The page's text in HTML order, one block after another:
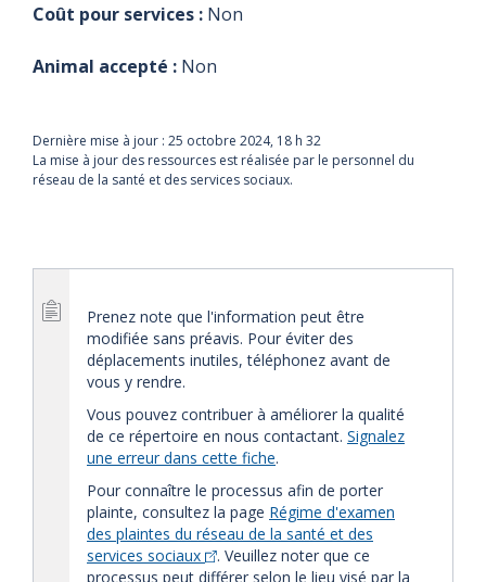
Coût pour services : Non
Animal accepté : Non
Dernière mise à jour : 25 octobre 2024, 18 h 32
La mise à jour des ressources est réalisée par le personnel du
réseau de la santé et des services sociaux.
Prenez note que l'information peut être
modifiée sans préavis. Pour éviter des
déplacements inutiles, téléphonez avant de
vous y rendre.
Vous pouvez contribuer à améliorer la qualité
de ce répertoire en nous contactant. Signalez
une erreur dans cette fiche.
Pour connaître le processus afin de porter
plainte, consultez la page Régime d'examen
des plaintes du réseau de la santé et des
services sociaux
. Veuillez noter que ce
processus peut différer selon le lieu visé par la